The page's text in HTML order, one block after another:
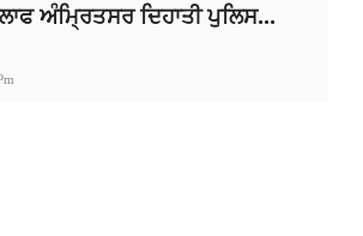
ਅੰਮ੍ਰਿਤਸਰ ਦਿਹਾਤੀ ਪੁਲਿਸ...